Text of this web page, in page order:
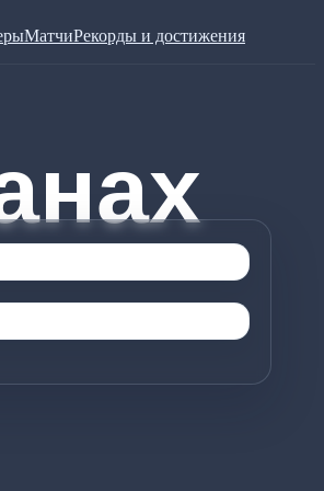
МатчиРекорды и достижения